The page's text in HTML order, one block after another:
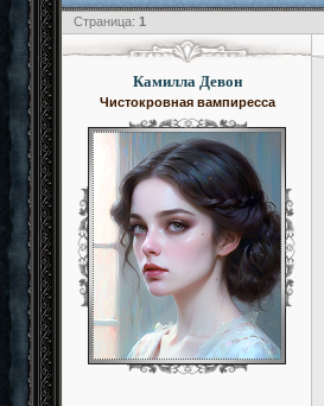
Страница: 1
Камилла Девон
Чистокровная вампиресса